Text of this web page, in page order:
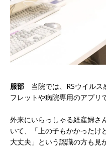
服部 当院では、RSウイルス
フレットや病院専用のアプリ
外来にいらっしゃる経産婦さ
いて、「上の子もかかったけ
大丈夫」という認識の方も見